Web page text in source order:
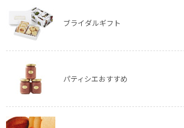
ブライダルギフト
パティシエおすすめ